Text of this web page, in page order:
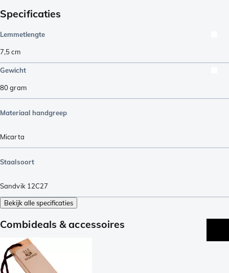
Specificaties
Lemmetlengte
7,5cm
Gewicht
80gram
Materiaal handgreep
Micarta
Staalsoort
Sandvik 12C27
Bekijk alle specificaties
Combideals & accessoires